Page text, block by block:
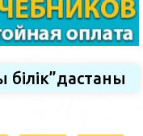
білік”дастаны